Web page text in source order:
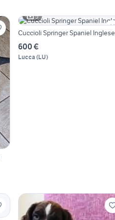
5
Cuccioli Springer Spaniel Inglese
600 €
Lucca (LU)